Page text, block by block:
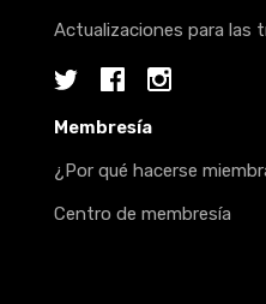
Actualizaciones para las
TwitterFacebookInstagram
Membresía
¿Por qué hacerse
Centro de membresía